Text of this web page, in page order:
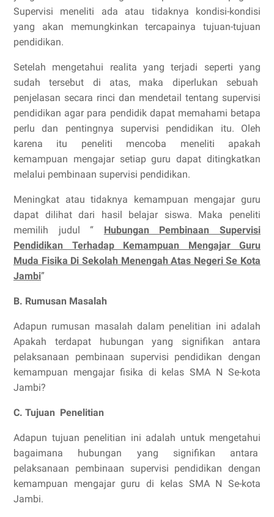
Supervisi meneliti ada atau tidaknya kondisi-kondisi
yang akan memungkinkan tercapainya tujuan-tujuan
pendidikan.
Setelah mengetahui realita yang terjadi seperti yang
sudah tersebut di atas, maka diperlukan sebuah
penjelasan secara rinci dan mendetail tentang supervisi
pendidikan agar para pendidik dapat memahami betapa
perlu dan pentingnya supervisi pendidikan itu. Oleh
karena itu peneliti mencoba meneliti apakah
kemampuan mengajar setiap guru dapat ditingkatkan
melalui pembinaan supervisi pendidikan.
Meningkat atau tidaknya kemampuan mengajar guru
dapat dilihat dari hasil belajar siswa. Maka peneliti
memilih judul “ Hubungan Pembinaan Supervisi
Pendidikan Terhadap Kemampuan Mengajar Guru
Muda Fisika Di Sekolah Menengah Atas Negeri Se Kota
Jambi”
B. Rumusan Masalah
Adapun rumusan masalah dalam penelitian ini adalah
Apakah terdapat hubungan yang signifikan antara
pelaksanaan pembinaan supervisi pendidikan dengan
kemampuan mengajar fisika di kelas SMA N Se-kota
Jambi?
C. Tujuan Penelitian
Adapun tujuan penelitian ini adalah untuk mengetahui
bagaimana hubungan yang signifikan antara
pelaksanaan pembinaan supervisi pendidikan dengan
kemampuan mengajar guru di kelas SMA N Se-kota
Jambi.